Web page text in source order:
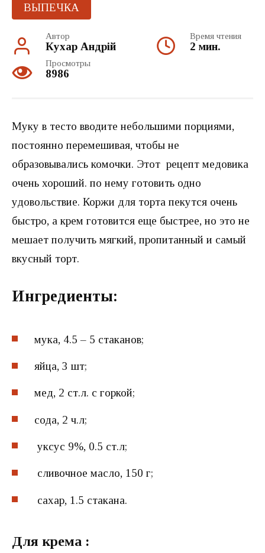
ВЫПЕЧКА
Автор
Кухар Андрій
Время чтения
2 мин.
Просмотры
8986
Муку в тесто вводите небольшими порциями,
постоянно перемешивая, чтобы не
образовывались комочки. Этот рецепт медовика
очень хороший. по нему готовить одно
удовольствие. Коржи для торта пекутся очень
быстро, а крем готовится еще быстрее, но это не
мешает получить мягкий, пропитанный и самый
вкусный торт.
Ингредиенты:
мука, 4.5 – 5 стаканов;
яйца, 3 шт;
мед, 2 ст.л. с горкой;
сода, 2 ч.л;
уксус 9%, 0.5 ст.л;
сливочное масло, 150 г;
сахар, 1.5 стакана.
Для крема :